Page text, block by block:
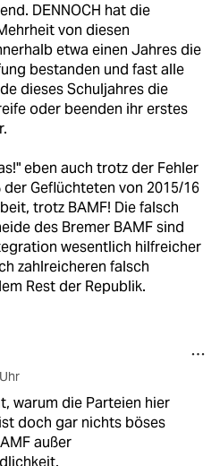
DENNOCH hat die
von diesen
etwa einen Jahres die
bestanden und fast alle
dieses Schuljahres die
oder beenden ihr erstes
eben auch trotz der Fehler
der Geflüchteten von 2015/16
trotz BAMF! Die falsch
des Bremer BAMF sind
wesentlich hilfreicher
zahlreicheren falsch
Rest der Republik.
warum die Parteien hier
doch gar nichts böses
außer